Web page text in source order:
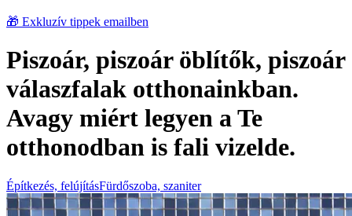
🎁 Exkluzív tippek emailben
Piszoár, piszoár öblítők, piszoár
válaszfalak otthonainkban.
Avagy miért legyen a Te
otthonodban is fali vizelde.
Építkezés, felújításFürdőszoba, szaniter